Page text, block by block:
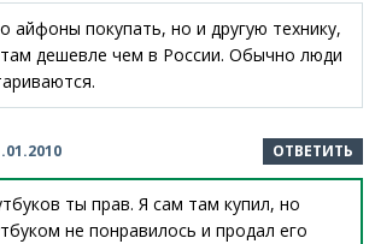
айфоны покупать, но и другую технику,
дешевле чем в России. Обычно люди
ОТВЕТИТЬ
ты прав. Я сам там купил, но
не понравилось и продал его